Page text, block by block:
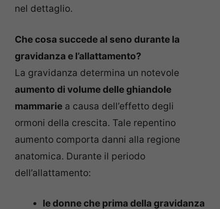
nel dettaglio.
Che cosa succede al seno durante la
gravidanza e l’allattamento?
La gravidanza determina un notevole
aumento di volume delle ghiandole
mammarie a causa dell’effetto degli
ormoni della crescita. Tale repentino
aumento comporta danni alla regione
anatomica. Durante il periodo
dell’allattamento:
le donne che prima della gravidanza